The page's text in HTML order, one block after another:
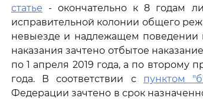
статье - окончательно к 8 годам
исправительной колонии общего
невыезде и надлежащем поведении
наказания зачтено отбытое
по 1 апреля 2019 года, а по второму
года. В соответствии с пунктом
Федерации зачтено в срок